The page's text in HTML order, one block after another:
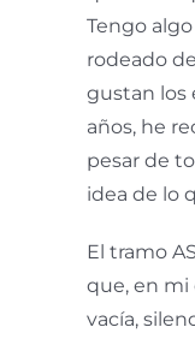
Tengo
rodeado
gustan los
años, he
pesar de
idea de lo
El tramo
que, en mi
vacía,